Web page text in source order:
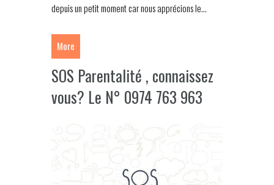
depuis un petit moment car nous apprécions le...
More
SOS Parentalité , connaissez
vous? Le N° 0974 763 963